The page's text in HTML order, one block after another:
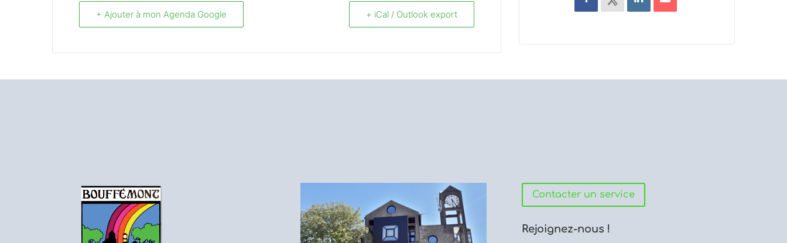
+ Ajouter à mon Agenda Google + iCal / Outlook export
Contacter un service
Rejoignez-nous !